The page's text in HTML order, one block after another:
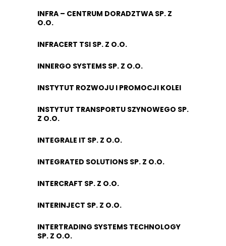
INFRA – CENTRUM DORADZTWA SP. Z
O.O.
INFRACERT TSI SP. Z O.O.
INNERGO SYSTEMS SP. Z O.O.
INSTYTUT ROZWOJU I PROMOCJI KOLEI
INSTYTUT TRANSPORTU SZYNOWEGO SP.
Z O.O.
INTEGRALE IT SP. Z O.O.
INTEGRATED SOLUTIONS SP. Z O.O.
INTERCRAFT SP. Z O.O.
INTERINJECT SP. Z O.O.
INTERTRADING SYSTEMS TECHNOLOGY
SP. Z O.O.